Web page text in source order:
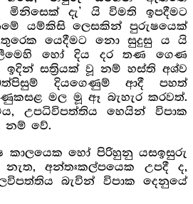
මිනිසෙක් දැ’ යි විමති ඉපදීමට
යම්කිසි ලෙසකින් පුරුෂයෙක්
යෙදීමට නො සුදුසු ය යි
හෝ දිය දර තණ ගෙණ
ඉදින් සත්‍රියක් වූ නම් හස්ති අශ්ව
දියගෙණුම් ආදී පහත්
මල මූ ඈ බැහැර කරවත්.
උපධිවිපත්තිය හෙයින් විපාක
නම් වේ.
කාලයෙක හෝ පිරිහුනු යසඉසුරු
අන්තඃකල්පයෙක උපදී ද,
බැවින් විපාක දෙනුයේ